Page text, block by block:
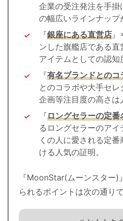
企業の受注発注を手
の幅広いラインナップ
『銀座にある直営店』
ンした旗艦店である
アイテムとしての認知
『有名ブランドとのコ
とのコラボや大手セ
企画等注目度の高さは
『ロングセラーの定番
るロングセラーのア
くの人に愛される定
ける人気の証明。
『MoonStar(ムーンスター
られるポイントは次の通りで